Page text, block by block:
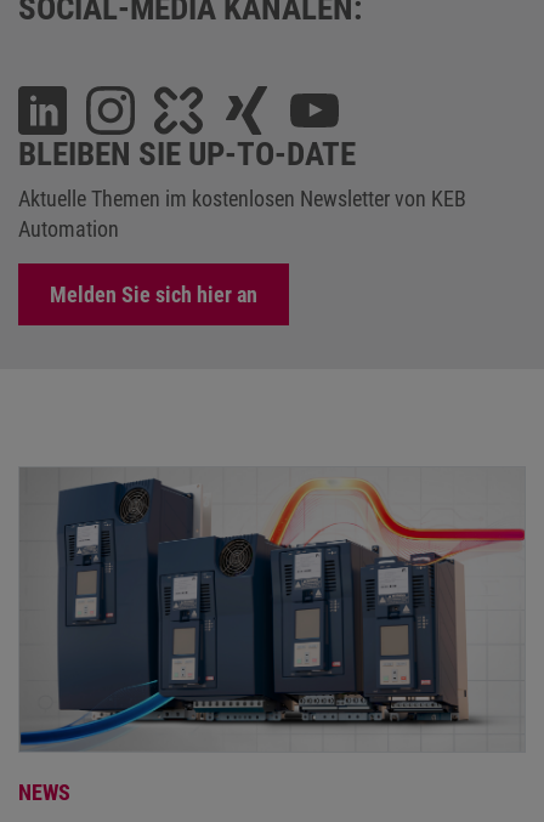
SOCIAL-MEDIA KANÄLEN:
BLEIBEN SIE UP-TO-DATE
Aktuelle Themen im kostenlosen Newsletter von KEB
Automation
Melden Sie sich hier an
NEWS